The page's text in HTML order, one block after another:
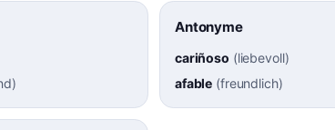
)
Antonyme
cariñoso (liebevoll)
afable (freundlich)